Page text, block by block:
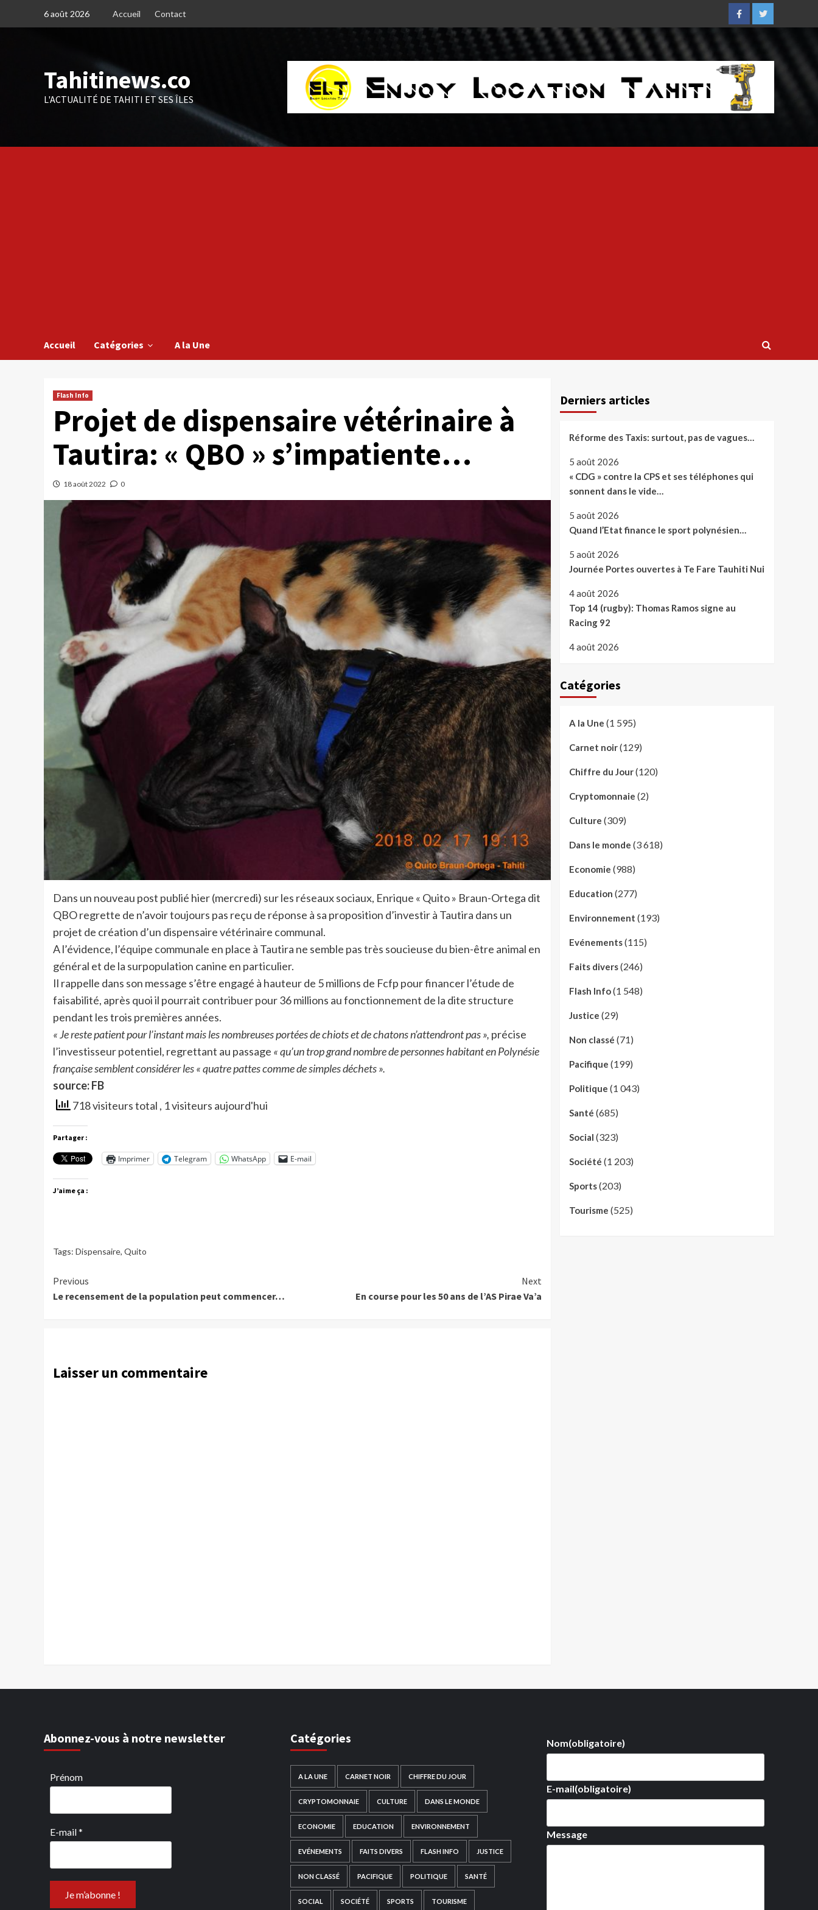
6 août 2026 Accueil Contact
FacebookTwitter
Tahitinews.co
L'ACTUALITÉ DE TAHITI ET SES ÎLES
Accueil Catégories A la Une
Flash Info
Projet de dispensaire vétérinaire à
Tautira: « QBO » s’impatiente…
18 août 2022 0
Dans un nouveau post publié hier (mercredi) sur les réseaux sociaux, Enrique « Quito » Braun-Ortega dit
QBO regrette de n’avoir toujours pas reçu de réponse à sa proposition d’investir à Tautira dans un
projet de création d’un dispensaire vétérinaire communal.
A l’évidence, l’équipe communale en place à Tautira ne semble pas très soucieuse du bien-être animal en
général et de la surpopulation canine en particulier.
Il rappelle dans son message s’être engagé à hauteur de 5 millions de Fcfp pour financer l’étude de
faisabilité, après quoi il pourrait contribuer pour 36 millions au fonctionnement de la dite structure
pendant les trois premières années.
« Je reste patient pour l’instant mais les nombreuses portées de chiots et de chatons n’attendront pas », précise
l’investisseur potentiel, regrettant au passage « qu’un trop grand nombre de personnes habitant en Polynésie
française semblent considérer les « quatre pattes comme de simples déchets ».
source: FB
718 visiteurs total , 1 visiteurs aujourd'hui
Partager :
Imprimer Telegram WhatsApp E-mail
J’aime ça :
Tags: Dispensaire, Quito
Continue
Reading
Previous
Le recensement de la population peut commencer…
Next
En course pour les 50 ans de l’AS Pirae Va’a
Laisser un commentaire
Derniers articles
Réforme des Taxis: surtout, pas de vagues…
5 août 2026
« CDG » contre la CPS et ses téléphones qui
sonnent dans le vide…
5 août 2026
Quand l’Etat finance le sport polynésien…
5 août 2026
Journée Portes ouvertes à Te Fare Tauhiti Nui
4 août 2026
Top 14 (rugby): Thomas Ramos signe au
Racing 92
4 août 2026
Catégories
A la Une (1 595)
Carnet noir(129)
Chiffre du Jour(120)
Cryptomonnaie (2)
Culture (309)
Dans le monde (3 618)
Economie (988)
Education (277)
Environnement (193)
Evénements(115)
Faits divers(246)
Flash Info(1 548)
Justice (29)
Non classé (71)
Pacifique (199)
Politique (1 043)
Santé (685)
Social (323)
Société (1 203)
Sports(203)
Tourisme (525)
Abonnez-vous à notre newsletter
Prénom
E-mail*
Catégories
A LA UNE CARNET NOIR CHIFFRE DU JOUR
CRYPTOMONNAIE CULTURE DANS LE MONDE
ECONOMIE EDUCATION ENVIRONNEMENT
EVÉNEMENTS FAITS DIVERS FLASH INFO JUSTICE
NON CLASSÉ PACIFIQUE POLITIQUE SANTÉ
SOCIAL SOCIÉTÉ SPORTS TOURISME
Nom(obligatoire)
E-mail(obligatoire)
Message